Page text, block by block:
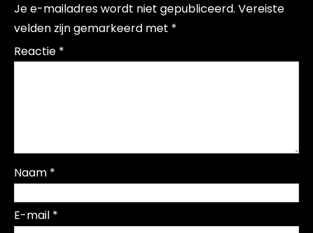
Je e-mailadres wordt niet gepubliceerd. Vereiste
velden zijn gemarkeerd met *
Reactie *
Naam *
E-mail *